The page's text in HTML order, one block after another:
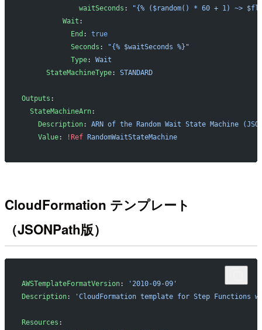
              waitSeconds
:
"{% ($random() * 60 + 1) ~>
          Wait
:
            End
: true
            Seconds
:
"{% $waitSeconds %}"
            Type
: Wait
      StateMachineType
: STANDARD
Outputs :
  StateMachineArn
:
    Description
: ARN of the Random Wait State Machine
    Value
: !Ref RandomWaitStateMachine
CloudFormation テンプレート
（JSONPath版）
AWSTemplateFormatVersion:
'2010-09-09'
Description: 'CloudFormation template for Step Functions
Resources :